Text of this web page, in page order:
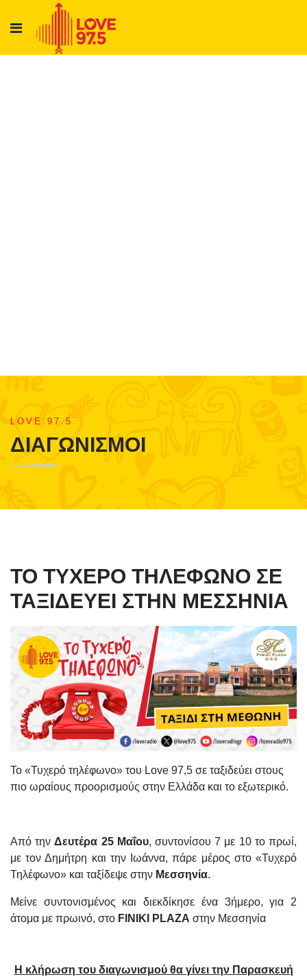
LOVE 97.5
ΔΙΑΓΩΝΙΣΜΟΙ
ΤΟ ΤΥΧΕΡΟ ΤΗΛΕΦΩΝΟ ΣΕ
ΤΑΞΙΔΕΥΕΙ ΣΤΗΝ ΜΕΣΣΗΝΙΑ
Το «Τυχερό τηλέφωνο» του Love 97,5 σε ταξιδεύει στους
πιο ωραίους προορισμούς στην Ελλάδα και το εξωτερικό.
Από τηνΔευτέρα 25 Μαΐου, συντονίσου 7 με 10 το πρωί,
με τον Δημήτρη και την Ιωάννα, πάρε μέρος στο «Τυχερό
Τηλέφωνο» και ταξίδεψε στην Μεσσηνία.
Μείνε συντονισμένος και διεκδίκησε ένα 3ήμερο, για 2
άτομα με πρωινό, στο FINIKI PLAZA στην Μεσσηνία
Η κλήρωση του διαγωνισμού θα γίνει την Παρασκευή